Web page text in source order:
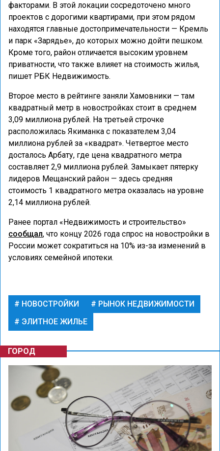
факторами. В этой локации сосредоточено много
проектов с дорогими квартирами, при этом рядом
находятся главные достопримечательности — Кремль
и парк «Зарядье», до которых можно дойти пешком.
Кроме того, район отличается высоким уровнем
приватности, что также влияет на стоимость жилья,
пишет РБК Недвижимость.
Второе место в рейтинге заняли Хамовники — там
квадратный метр в новостройках стоит в среднем
3,09 миллиона рублей. На третьей строчке
расположилась Якиманка с показателем 3,04
миллиона рублей за «квадрат». Четвертое место
досталось Арбату, где цена квадратного метра
составляет 2,9 миллиона рублей. Замыкает пятерку
лидеров Мещанский район — здесь средняя
стоимость 1 квадратного метра оказалась на уровне
2,14 миллиона рублей.
Ранее портал «Недвижимость и строительство»
сообщал, что концу 2026 года спрос на новостройки в
России может сократиться на 10% из-за изменений в
условиях семейной ипотеки.
НОВОСТРОЙКИ
РЫНОК НЕДВИЖИМОСТИ
ЭЛИТНОЕ ЖИЛЬЕ
ГОРОД